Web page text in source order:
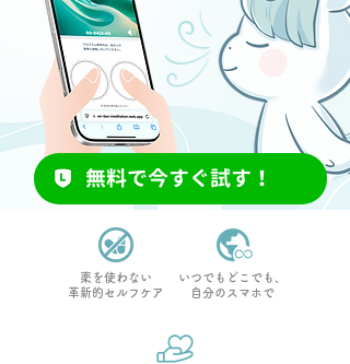
無料で今すぐ試す！
薬を使わない
革新的セルフケア
いつでもどこでも、
自分のスマホで